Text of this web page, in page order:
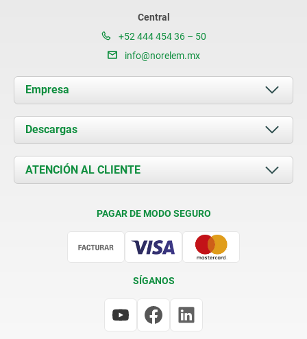
Central
+52 444 454 36 – 50
info@norelem.mx
Empresa
Acerca de nosotros
Novedades
Contacto
Descargas
Documents
ATENCIÓN AL CLIENTE
PAGAR DE MODO SEGURO
SÍGANOS